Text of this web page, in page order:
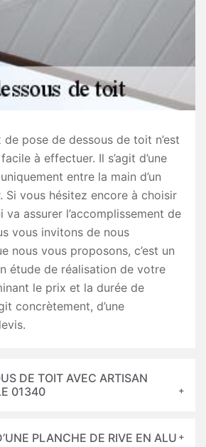
de pose de dessous de toit n’est
à effectuer. Il s’agit d’une
entre la main d’un
Si vous hésitez encore à choisir
va assurer l’accomplissement de
vous invitons de nous
nous vous proposons, c’est un
étude de réalisation de votre
le prix et la durée de
concrètement, d’une
DE TOIT AVEC ARTISAN
01340
PLANCHE DE RIVE EN ALU